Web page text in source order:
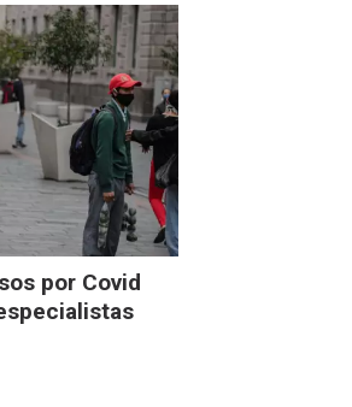
por Covid